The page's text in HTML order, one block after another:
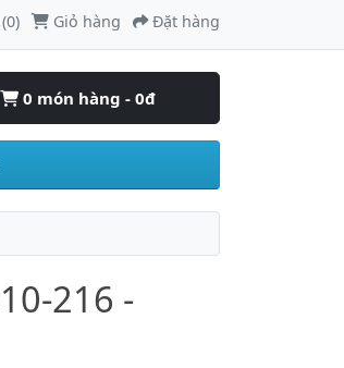
Giỏ hàng Đặt hàng
0 món hàng - 0đ
216 -